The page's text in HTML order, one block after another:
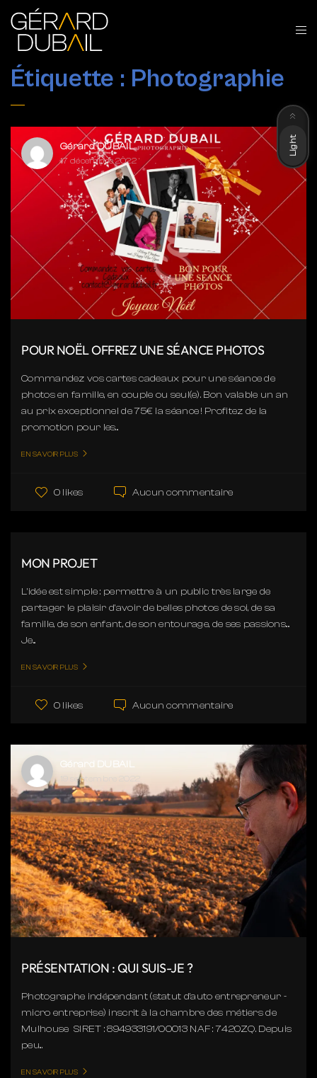
Étiquette : Photographie
Gérard DUBAIL
17 décembre 2022
POUR NOËL OFFREZ UNE SÉANCE PHOTOS
Commandez vos cartes cadeaux pour une séance de
photos en famille, en couple ou seul(e). Bon valable un an
au prix exceptionnel de 75€ la séance ! Profitez de la
promotion pour les...
EN SAVOIR PLUS
0 likes Aucun commentaire
MON PROJET
L'idée est simple : permettre à un public très large de
partager le plaisir d'avoir de belles photos de soi, de sa
famille, de son enfant, de son entourage, de ses passions....
Je...
EN SAVOIR PLUS
0 likes Aucun commentaire
Gérard DUBAIL
19 septembre 2022
PRÉSENTATION : QUI SUIS-JE ?
Photographe indépendant (statut d'auto entrepreneur -
micro entreprise) inscrit à la chambre des métiers de
Mulhouse SIRET : 894933191/00013 NAF : 7420ZQ. Depuis
peu...
EN SAVOIR PLUS
Light
Dark